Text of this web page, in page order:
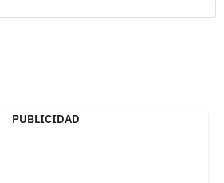
PUBLICIDAD